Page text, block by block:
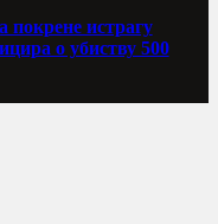
покрене истрагу
о убиству 500